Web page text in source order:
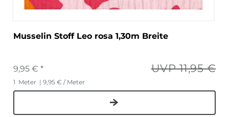
Musselin Stoff Leo rosa 1,30m Breite
UVP 11,95 €
9,95 € *
1 Meter | 9,95 € / Meter